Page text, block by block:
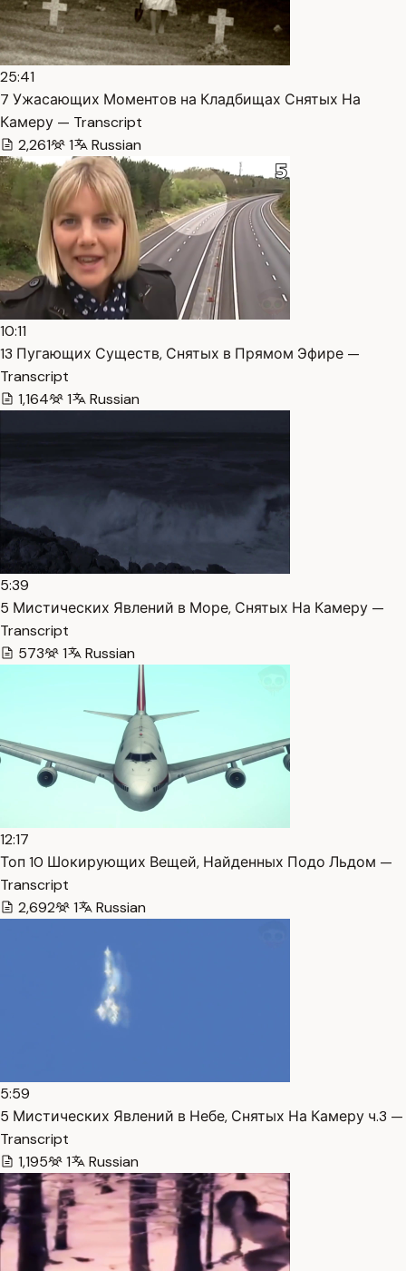
25:41
7 Ужасающих Моментов на Кладбищах Снятых На
Камеру — Transcript
2,261
1 Russian
10:11
13 Пугающих Существ, Снятых в Прямом Эфире —
Transcript
1,164
1 Russian
5:39
5 Мистических Явлений в Море, Снятых На Камеру —
Transcript
573
1 Russian
12:17
Топ 10 Шокирующих Вещей, Найденных Подо Льдом —
Transcript
2,692
1 Russian
5:59
5 Мистических Явлений в Небе, Снятых На Камеру ч.3 —
Transcript
1,195
1 Russian